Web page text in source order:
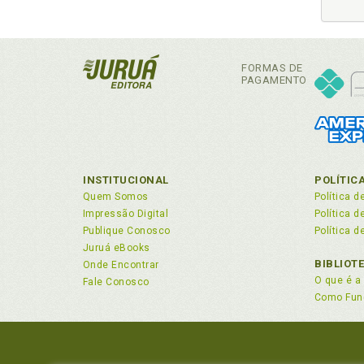
FORMAS DE
PAGAMENTO
INSTITUCIONAL
Quem Somos
Impressão Digital
Publique Conosco
Juruá eBooks
Onde Encontrar
Fale Conosco
Política
Política
Política
O que é a
Como